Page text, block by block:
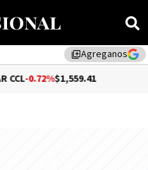
library_addAgreganos